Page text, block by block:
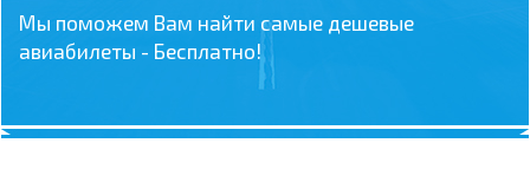
Мы поможем Вам найти самые дешевые
авиабилеты - Бесплатно!